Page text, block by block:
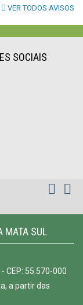
VER TODOS AVISOS
SOCIAIS
MATA SUL
CEP: 55.570-000
a partir das